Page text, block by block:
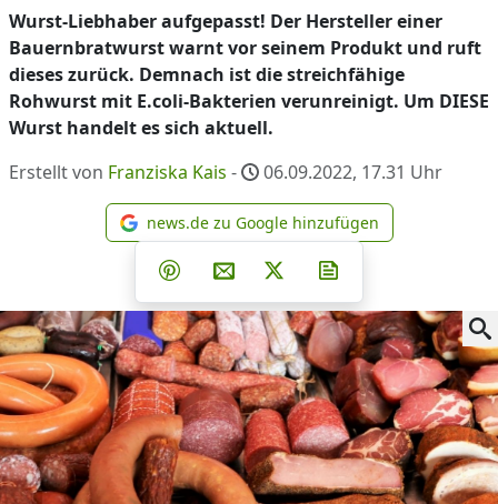
Wurst-Liebhaber aufgepasst! Der Hersteller einer
Bauernbratwurst warnt vor seinem Produkt und ruft
dieses zurück. Demnach ist die streichfähige
Rohwurst mit E.coli-Bakterien verunreinigt. Um DIESE
Wurst handelt es sich aktuell.
Erstellt von Franziska Kais - 06.09.2022, 17.31 Uhr
news.de zu Google
news.de zu Google hinzufügen
Teilen auf Facebook
Teilen auf Whatsapp
Teilen auf Telegram
Teilen auf Pinterest
Per E-Mail teilen
Post auf X